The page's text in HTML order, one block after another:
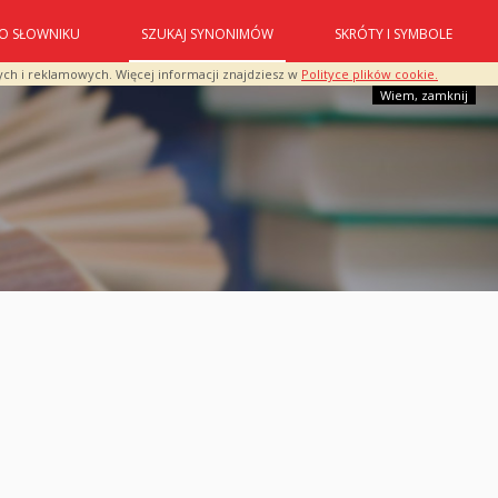
i reklamowych. Więcej informacji znajdziesz w Polityce plików cookie.
Wiem, zamknij
O SŁOWNIKU SZUKAJ SYNONIMÓW SKRÓTY I SYMBOLE